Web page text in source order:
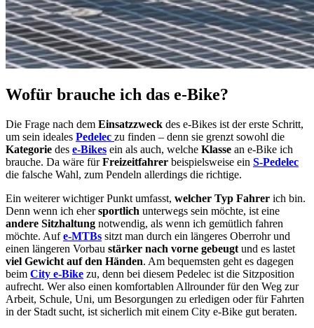
Wofür brauche ich das e-Bike?
Die Frage nach dem Einsatzzweck des e-Bikes ist der erste Schritt,
um sein ideales Pedelec zu finden – denn sie grenzt sowohl die
Kategorie des e-Bikes ein als auch, welche Klasse an e-Bike ich
brauche. Da wäre fürFreizeitfahrer beispielsweise ein S-Pedelec
die falsche Wahl, zum Pendeln allerdings die richtige.
Ein weiterer wichtiger Punkt umfasst, welcher Typ Fahrer ich bin.
Denn wenn ich ehersportlich unterwegs sein möchte, ist eine
andere Sitzhaltung notwendig, als wenn ich gemütlich fahren
möchte. Aufe-MTBs sitzt man durch ein längeres Oberrohr und
einen längeren Vorbau stärker nach vorne gebeugt und es lastet
viel Gewicht auf den Händen. Am bequemsten geht es dagegen
beim City e-Bike zu, denn bei diesem Pedelec ist die Sitzposition
aufrecht. Wer also einen komfortablen Allrounder für den Weg zur
Arbeit, Schule, Uni, um Besorgungen zu erledigen oder für Fahrten
in der Stadt sucht, ist sicherlich mit einem City e-Bike gut beraten.